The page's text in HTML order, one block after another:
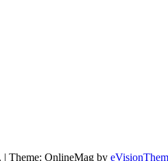
| Theme: OnlineMag by